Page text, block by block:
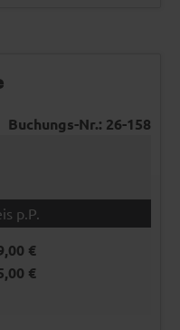
Buchungs-Nr.: 26-158
€
€